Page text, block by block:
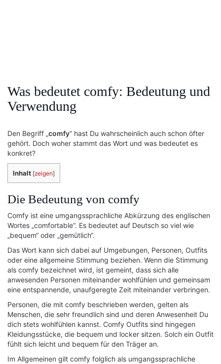
Was bedeutet comfy: Bedeutung und
Verwendung
Den Begriff „comfy“ hast Du wahrscheinlich auch schon öfter
gehört. Doch woher stammt das Wort und was bedeutet es
konkret?
Inhalt [zeigen]
Die Bedeutung von comfy
Comfy ist eine umgangssprachliche Abkürzung des englischen
Wortes „comfortable“. Es bedeutet auf Deutsch so viel wie
„bequem“ oder „gemütlich“.
Das Wort kann sich dabei auf Umgebungen, Personen, Outfits
oder eine allgemeine Stimmung beziehen. Wenn die Stimmung
als comfy bezeichnet wird, ist gemeint, dass sich alle
anwesenden Personen miteinander wohlfühlen und gemeinsam
eine entspannende, unaufgeregte Zeit miteinander verbringen.
Personen, die mit comfy beschrieben werden, gelten als
Menschen, die sehr freundlich sind und deren Anwesenheit Du
dich stets wohlfühlen kannst. Comfy Outfits sind hingegen
Kleidungsstücke, die bequem und locker sitzen. Solch ein Outfit
fühlt sich leicht und bequem für den Träger an.
Im Allgemeinen gilt comfy folglich als umgangssprachliche